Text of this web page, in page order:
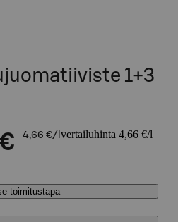
1+3
4,66 €/l vertailuhinta 4,66 €/l
toimitustapa